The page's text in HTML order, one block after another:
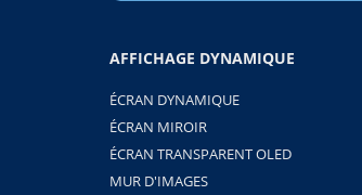
AFFICHAGE DYNAMIQUE
ÉCRAN DYNAMIQUE
ÉCRAN MIROIR
ÉCRAN TRANSPARENT OLED
MUR D'IMAGES